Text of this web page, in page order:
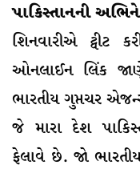
પાકિસ્તાનની
શિનવારીએ ટ્વીટ
ઓનલાઈન લિંક
ભારતીય ગુપ્તચર
જે મારા દેશ
ફેલાવે છે. જો